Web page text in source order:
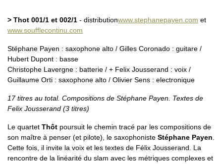
> Thot 001/1 et 002/1 - distributionwww.stephanepayen.com et
www.soufflecontinu.com
Stéphane Payen : saxophone alto / Gilles Coronado : guitare /
Hubert Dupont : basse
Christophe Lavergne : batterie / + Felix Jousserand : voix /
Guillaume Orti : saxophone alto / Olivier Sens : electronique
17 titres au total. Compositions de Stéphane Payen. Textes de
Felix Jousserand (3 titres)
Le quartet Thôt poursuit le chemin tracé par les compositions de
son maître à penser (et pilote), le saxophoniste Stéphane Payen.
Cette fois, il invite la voix et les textes de Félix Jousserand. La
rencontre de la linéarité du slam avec les métriques complexes et